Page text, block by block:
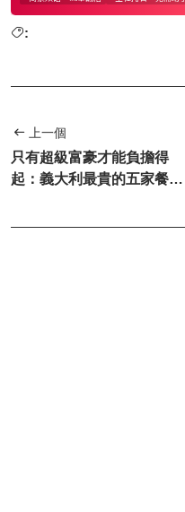
:
上一個
只有超級富豪才能負擔得
起：義大利最貴的五家餐